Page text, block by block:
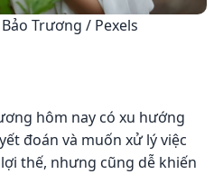
Trương / Pexels
hôm nay có xu hướng
đoán và muốn xử lý việc
thế, nhưng cũng dễ khiến